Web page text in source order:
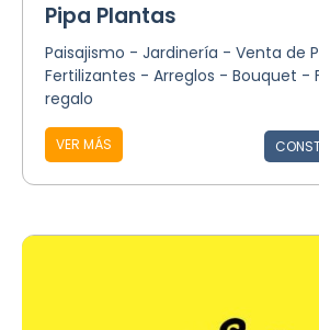
Pipa Plantas
Paisajismo - Jardinería - Venta de
Fertilizantes - Arreglos - Bouquet -
regalo
VER MÁS